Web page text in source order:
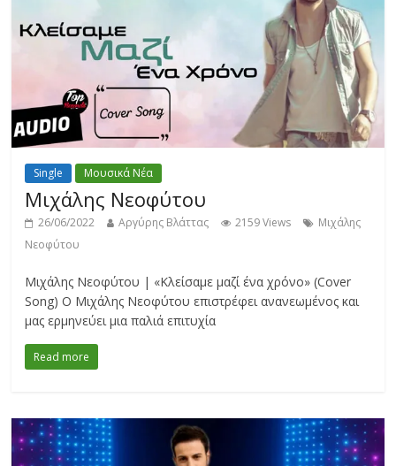
Single Μουσικά Νέα
Μιχάλης Νεοφύτου
26/06/2022 Αργύρης Βλάττας 2159 Views
Μιχάλης
Νεοφύτου
Μιχάλης Νεοφύτου | «Κλείσαμε μαζί ένα χρόνο» (Cover
Song) Ο Μιχάλης Νεοφύτου επιστρέφει ανανεωμένος και
μας ερμηνεύει μια παλιά επιτυχία
Read more